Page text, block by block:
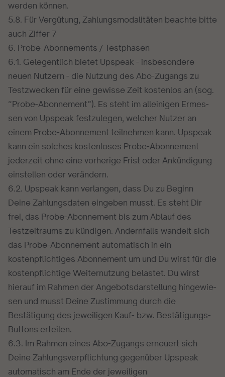
werden können.
5.8. Für Vergütung, Zahlungsmodalitäten beachte bitte
auch Ziffer 7
6. Probe-Abonnements / Testphasen
6.1. Gelegentlich bietet Upspeak - insbesondere
neuen Nutzern - die Nutzung des Abo-Zugangs zu
Testzwecken für eine gewisse Zeit kostenlos an (sog.
“Probe-Abonnement”). Es steht im allei­ni­gen Ermes­
sen von Upspeak fest­zu­le­gen, wel­cher Nutzer an
einem Probe-Abonnement teil­neh­men kann. Upspeak
kann ein solches kostenloses Probe-Abonnement
jederzeit ohne eine vorherige Frist oder Ankündigung
einstellen oder verändern.
6.2. Upspeak kann verlangen, dass Du zu Beginn
Deine Zahlungsdaten eingeben musst. Es steht Dir
frei, das Probe-Abonnement bis zum Ablauf des
Testzeitraums zu kündigen. Andernfalls wandelt sich
das Probe-Abonnement automatisch in ein
kostenpflichtiges Abonnement um und Du wirst für die
kostenpflichtige Weiternutzung belastet. Du wirst
hier­auf im Rahmen der Ange­bots­dar­stel­lung hin­ge­wie­
sen und musst Deine Zustimmung durch die
Bestätigung des jeweiligen Kauf- bzw. Bestätigungs-
Buttons erteilen.
6.3. Im Rahmen eines Abo-Zugangs erneuert sich
Deine Zahlungsverpflichtung gegenüber Upspeak
automatisch am Ende der jeweiligen